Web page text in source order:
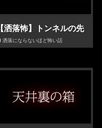
【洒落怖】トンネルの先
洒落にならないほど怖い話